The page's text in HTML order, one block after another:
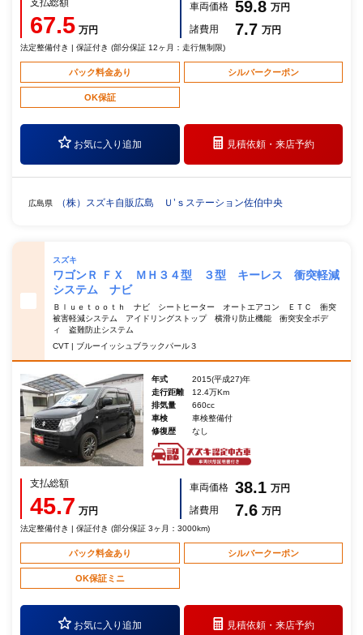
支払総額
67.5 万円
車両価格 59.8 万円
諸費用
7.7 万円
法定整備付き | 保証付き (部分保証 12ヶ月：走行無制限)
パック料金あり シルバークーポン
OK保証
お気に入り追加 見積依頼・来店予約
広島県 （株）スズキ自販広島 Ｕ’ｓステーション佐伯中央
スズキ
ワゴンＲ ＦＸ ＭＨ３４型 ３型 キーレス 衝突軽減
システム ナビ
Ｂｌｕｅｔｏｏｔｈ ナビ シートヒーター オートエアコン ＥＴＣ 衝突
被害軽減システム アイドリングストップ 横滑り防止機能 衝突安全ボデ
ィ 盗難防止システム
CVT | ブルーイッシュブラックパール３
年式
2015(平成27)年
走行距離
12.4万Km
排気量
660cc
車検
車検整備付
修復歴
なし
支払総額
45.7 万円
車両価格 38.1 万円
諸費用
7.6 万円
法定整備付き | 保証付き (部分保証 3ヶ月：3000km)
パック料金あり シルバークーポン
OK保証ミニ
お気に入り追加 見積依頼・来店予約